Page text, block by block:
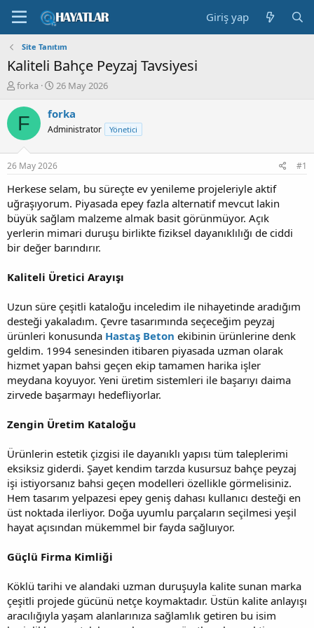
Giriş yap
Site Tanıtım
Kaliteli Bahçe Peyzaj Tavsiyesi
K
n
b
u
u
b
a
ş
l
a
t
a
forka
B
ş
l
a
g
ı
ç
a
r
i
h
26 May 2026
F forka
Administrator Yönetici
26 May 2026 #1
Herkese selam, bu süreçte ev yenileme projeleriyle aktif
uğraşıyorum. Piyasada epey fazla alternatif mevcut lakin
büyük sağlam malzeme almak basit görünmüyor. Açık
yerlerin mimari duruşu birlikte fiziksel dayanıklılığı de ciddi
bir değer barındırır.
Kaliteli Üretici Arayışı
Uzun süre çeşitli kataloğu inceledim ile nihayetinde aradığım
desteği yakaladım. Çevre tasarımında seçeceğim peyzaj
ürünleri konusunda Hastaş Beton ekibinin ürünlerine denk
geldim. 1994 senesinden itibaren piyasada uzman olarak
hizmet yapan bahsi geçen ekip tamamen harika işler
meydana koyuyor. Yeni üretim sistemleri ile başarıyı daima
zirvede başarmayı hedefliyorlar.
Zengin Üretim Kataloğu
Ürünlerin estetik çizgisi ile dayanıklı yapısı tüm taleplerimi
eksiksiz giderdi. Şayet kendim tarzda kusursuz bahçe peyzaj
işi istiyorsanız bahsi geçen modelleri özellikle görmelisiniz.
Hem tasarım yelpazesi epey geniş dahası kullanıcı desteği en
üst noktada ilerliyor. Doğa uyumlu parçaların seçilmesi yeşil
hayat açısından mükemmel bir fayda sağluıyor.
Güçlü Firma Kimliği
Köklü tarihi ve alandaki uzman duruşuyla kalite sunan marka
çeşitli projede gücünü netçe koymaktadır. Üstün kalite anlayışı
aracılığıyla yaşam alanlarınıza sağlamlık getiren bu isim